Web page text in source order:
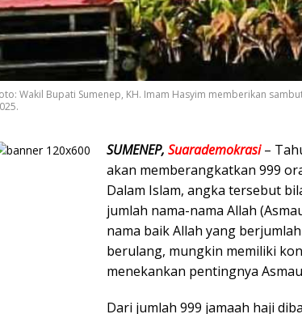
Wakil Bupati Sumenep, KH. Imam Hasyim memberikan
SUMENEP, Suarademokrasi–
akan memberangkatkan 999
Dalam Islam, angka tersebut
jumlah nama-nama Allah
nama baik Allah yang
berulang, mungkin memiliki
menekankan pentingnya
Dari jumlah 999 jamaah haji